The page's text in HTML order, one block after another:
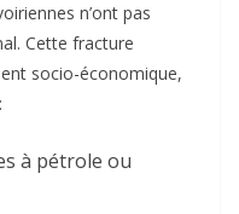
n’ont pas
. Cette fracture
socio-économique,
à pétrole ou